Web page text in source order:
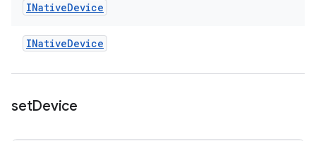
INativeDevice
INativeDevice
setDevice